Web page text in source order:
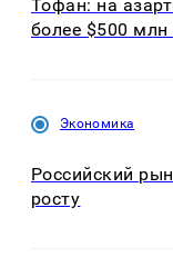
Тофан: на
более $500 млн
Экономика
Российский
росту